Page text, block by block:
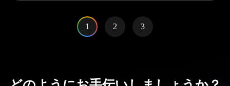
1 2 3